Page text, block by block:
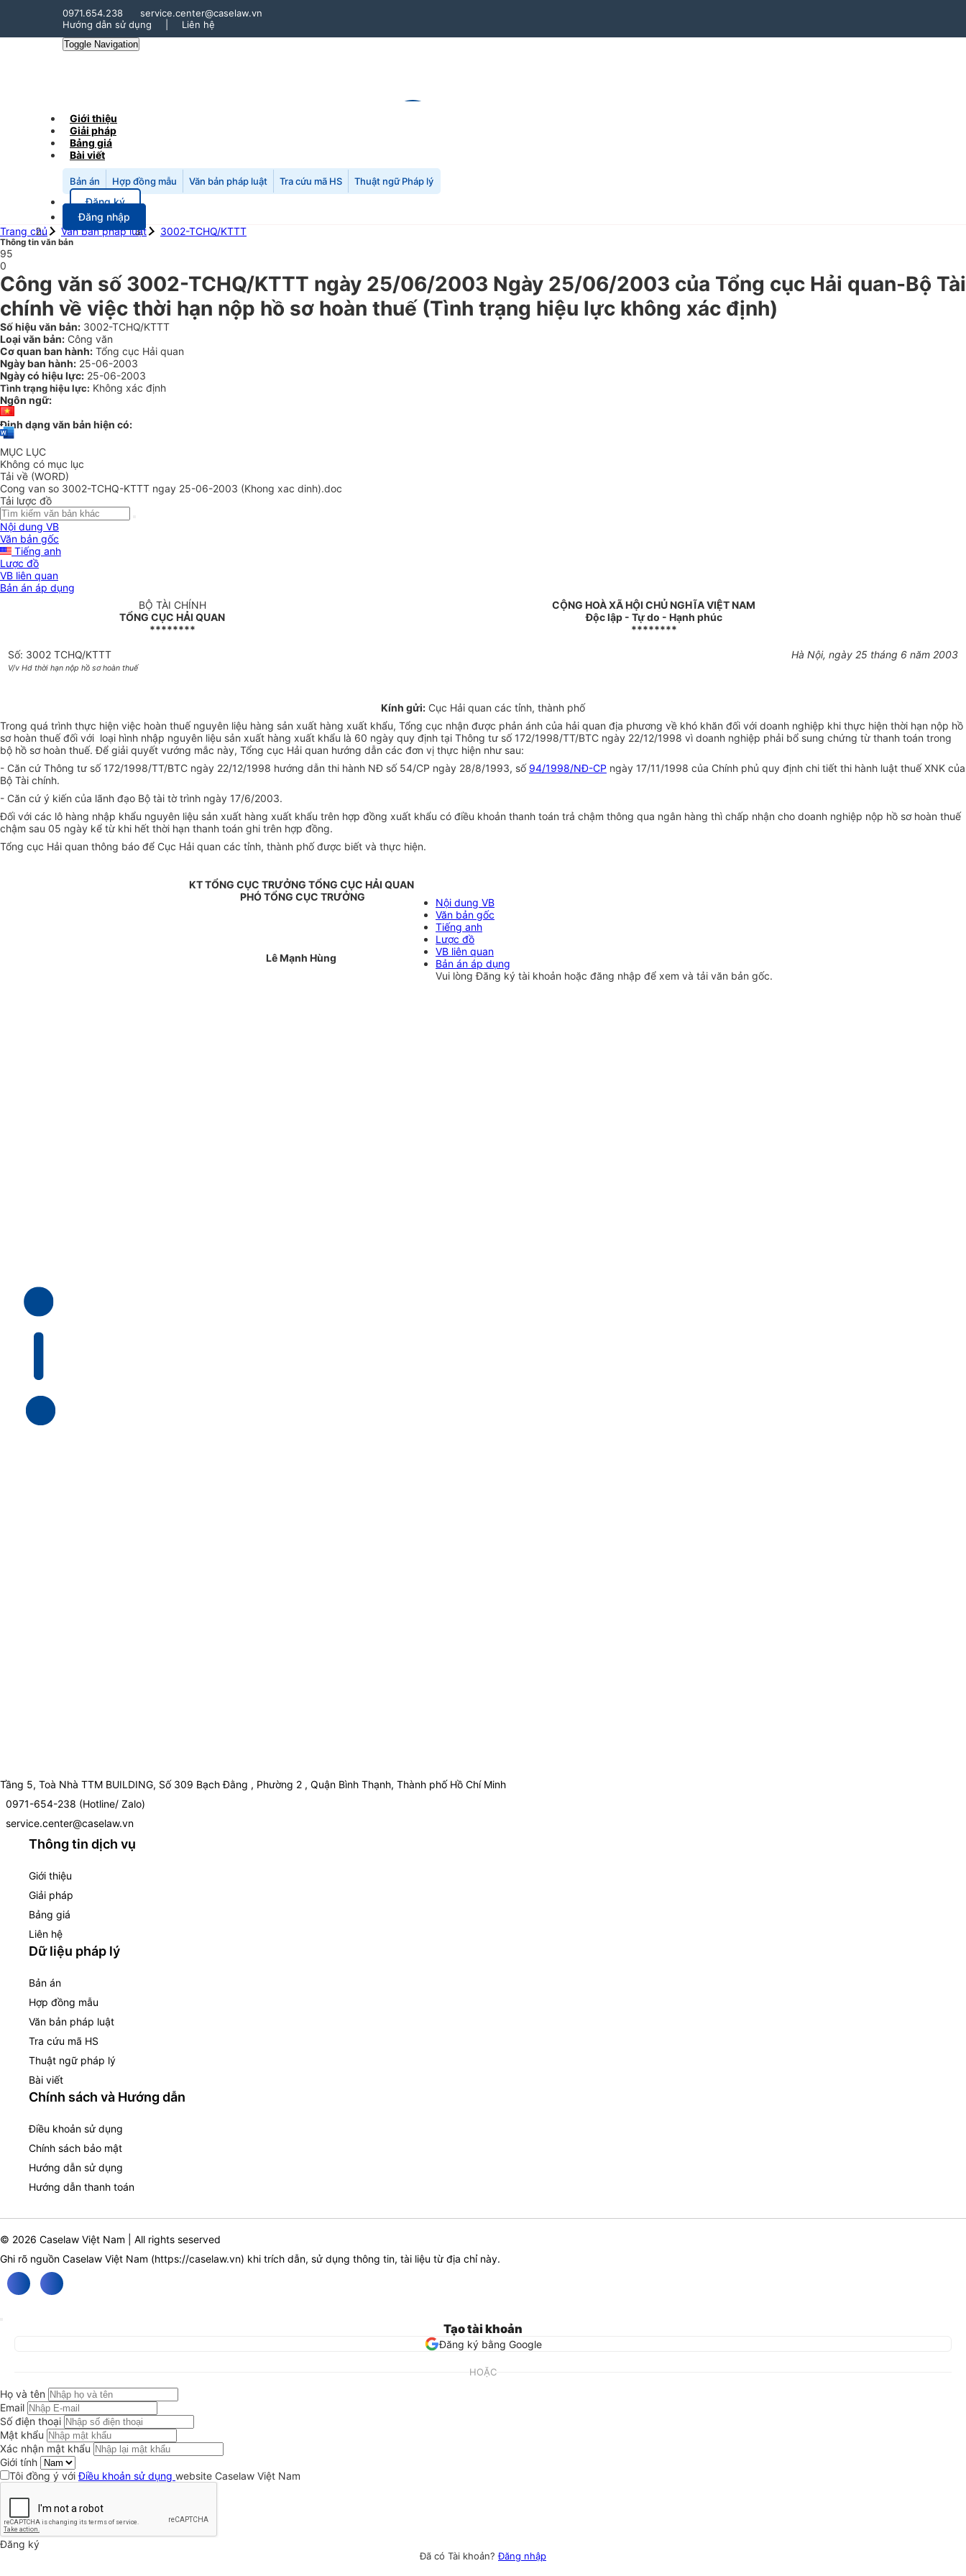
0971.654.238
service.center@caselaw.vn
Hướng dẫn sử dụng
Liên hệ
Toggle Navigation
Giới thiệu
Giải pháp
Bảng giá
Bài viết
Bản án Hợp đồng mẫu Văn bản pháp luật Tra cứu mã HS Thuật ngữ Pháp lý
Đăng ký
Đăng nhập
Trang chủ
Văn bản pháp luật 3002-TCHQ/KTTT
Thông tin văn bản
95
0
Công văn số 3002-TCHQ/KTTT ngày 25/06/2003 Ngày 25/06/2003 của Tổng cục Hải quan-Bộ Tài
chính về việc thời hạn nộp hồ sơ hoàn thuế (Tình trạng hiệu lực không xác định)
Số hiệu văn bản: 3002-TCHQ/KTTT
Loại văn bản: Công văn
Cơ quan ban hành: Tổng cục Hải quan
Ngày ban hành: 25-06-2003
Ngày có hiệu lực: 25-06-2003
Tình trạng hiệu lực: Không xác định
Ngôn ngữ:
Định dạng văn bản hiện có:
MỤC LỤC
Không có mục lục
Tải về (WORD)
Cong van so 3002-TCHQ-KTTT ngay 25-06-2003 (Khong xac dinh).doc
Tải lược đồ
Nội dung VB
Văn bản gốc
Tiếng anh
Lược đồ
VB liên quan
Bản án áp dụng
BỘ TÀI CHÍNH
TỔNG CỤC HẢI QUAN
********
CỘNG HOÀ XÃ HỘI CHỦ NGHĨA VIỆT NAM
Độc lập - Tự do - Hạnh phúc
********
Số: 3002 TCHQ/KTTT
V/v Hd thời hạn nộp hồ sơ hoàn thuế
Hà Nội, ngày 25 tháng 6 năm 2003
Kính gửi: Cục Hải quan các tỉnh, thành phố
Trong quá trình thực hiện việc hoàn thuế nguyên liệu hàng sản xuất hàng xuất khẩu, Tổng cục nhận được phản ánh của hải quan địa phương về khó khăn đối với doanh nghiệp khi thực hiện thời hạn nộp hồ
sơ hoàn thuế đối với loại hình nhập nguyên liệu sản xuất hàng xuất khẩu là 60 ngày quy định tại Thông tư số 172/1998/TT/BTC ngày 22/12/1998 vì doanh nghiệp phải bổ sung chứng từ thanh toán trong
bộ hồ sơ hoàn thuế. Để giải quyết vướng mắc này, Tổng cục Hải quan hướng dẫn các đơn vị thực hiện như sau:
- Căn cứ Thông tư số 172/1998/TT/BTC ngày 22/12/1998 hướng dẫn thi hành NĐ số 54/CP ngày 28/8/1993, số 94/1998/NĐ-CP ngày 17/11/1998 của Chính phủ quy định chi tiết thi hành luật thuế XNK của
Bộ Tài chính.
- Căn cứ ý kiến của lãnh đạo Bộ tài tờ trình ngày 17/6/2003.
Đối với các lô hàng nhập khẩu nguyên liệu sản xuất hàng xuất khẩu trên hợp đồng xuất khẩu có điều khoản thanh toán trả chậm thông qua ngân hàng thì chấp nhận cho doanh nghiệp nộp hồ sơ hoàn thuế
chậm sau 05 ngày kể từ khi hết thời hạn thanh toán ghi trên hợp đồng.
Tổng cục Hải quan thông báo để Cục Hải quan các tỉnh, thành phố được biết và thực hiện.
KT TỔNG CỤC TRƯỞNG TỔNG CỤC HẢI QUAN
PHÓ TỔNG CỤC TRƯỞNG
Lê Mạnh Hùng
Nội dung VB
Văn bản gốc
Tiếng anh
Lược đồ
VB liên quan
Bản án áp dụng
Vui lòngĐăng ký tài khoản hoặc đăng nhập để xem và tải văn bản gốc.
Tầng 5, Toà Nhà TTM BUILDING, Số 309 Bạch Đằng , Phường 2 , Quận Bình Thạnh, Thành phố Hồ Chí Minh
0971-654-238 (Hotline/ Zalo)
service.center@caselaw.vn
Thông tin dịch vụ
Giới thiệu
Giải pháp
Bảng giá
Liên hệ
Dữ liệu pháp lý
Bản án
Hợp đồng mẫu
Văn bản pháp luật
Tra cứu mã HS
Thuật ngữ pháp lý
Bài viết
Chính sách và Hướng dẫn
Điều khoản sử dụng
Chính sách bảo mật
Hướng dẫn sử dụng
Hướng dẫn thanh toán
© 2026 Caselaw Việt Nam | All rights seserved
Ghi rõ nguồn Caselaw Việt Nam (https://caselaw.vn) khi trích dẫn, sử dụng thông tin, tài liệu từ địa chỉ này.
Tạo tài khoản
Đăng ký bằng Google
HOẶC
Họ và tên
Email
Số điện thoại
Mật khẩu
Xác nhận mật khẩu
Giới tính
Tôi đồng ý vớiĐiều khoản sử dụng website Caselaw Việt Nam
Đăng ký
Đã có Tài khoản?Đăng nhập